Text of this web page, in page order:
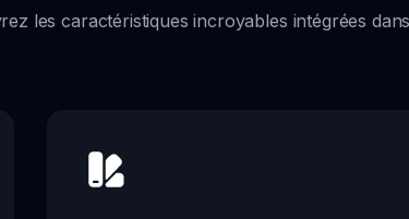
les caractéristiques incroyables intégrées